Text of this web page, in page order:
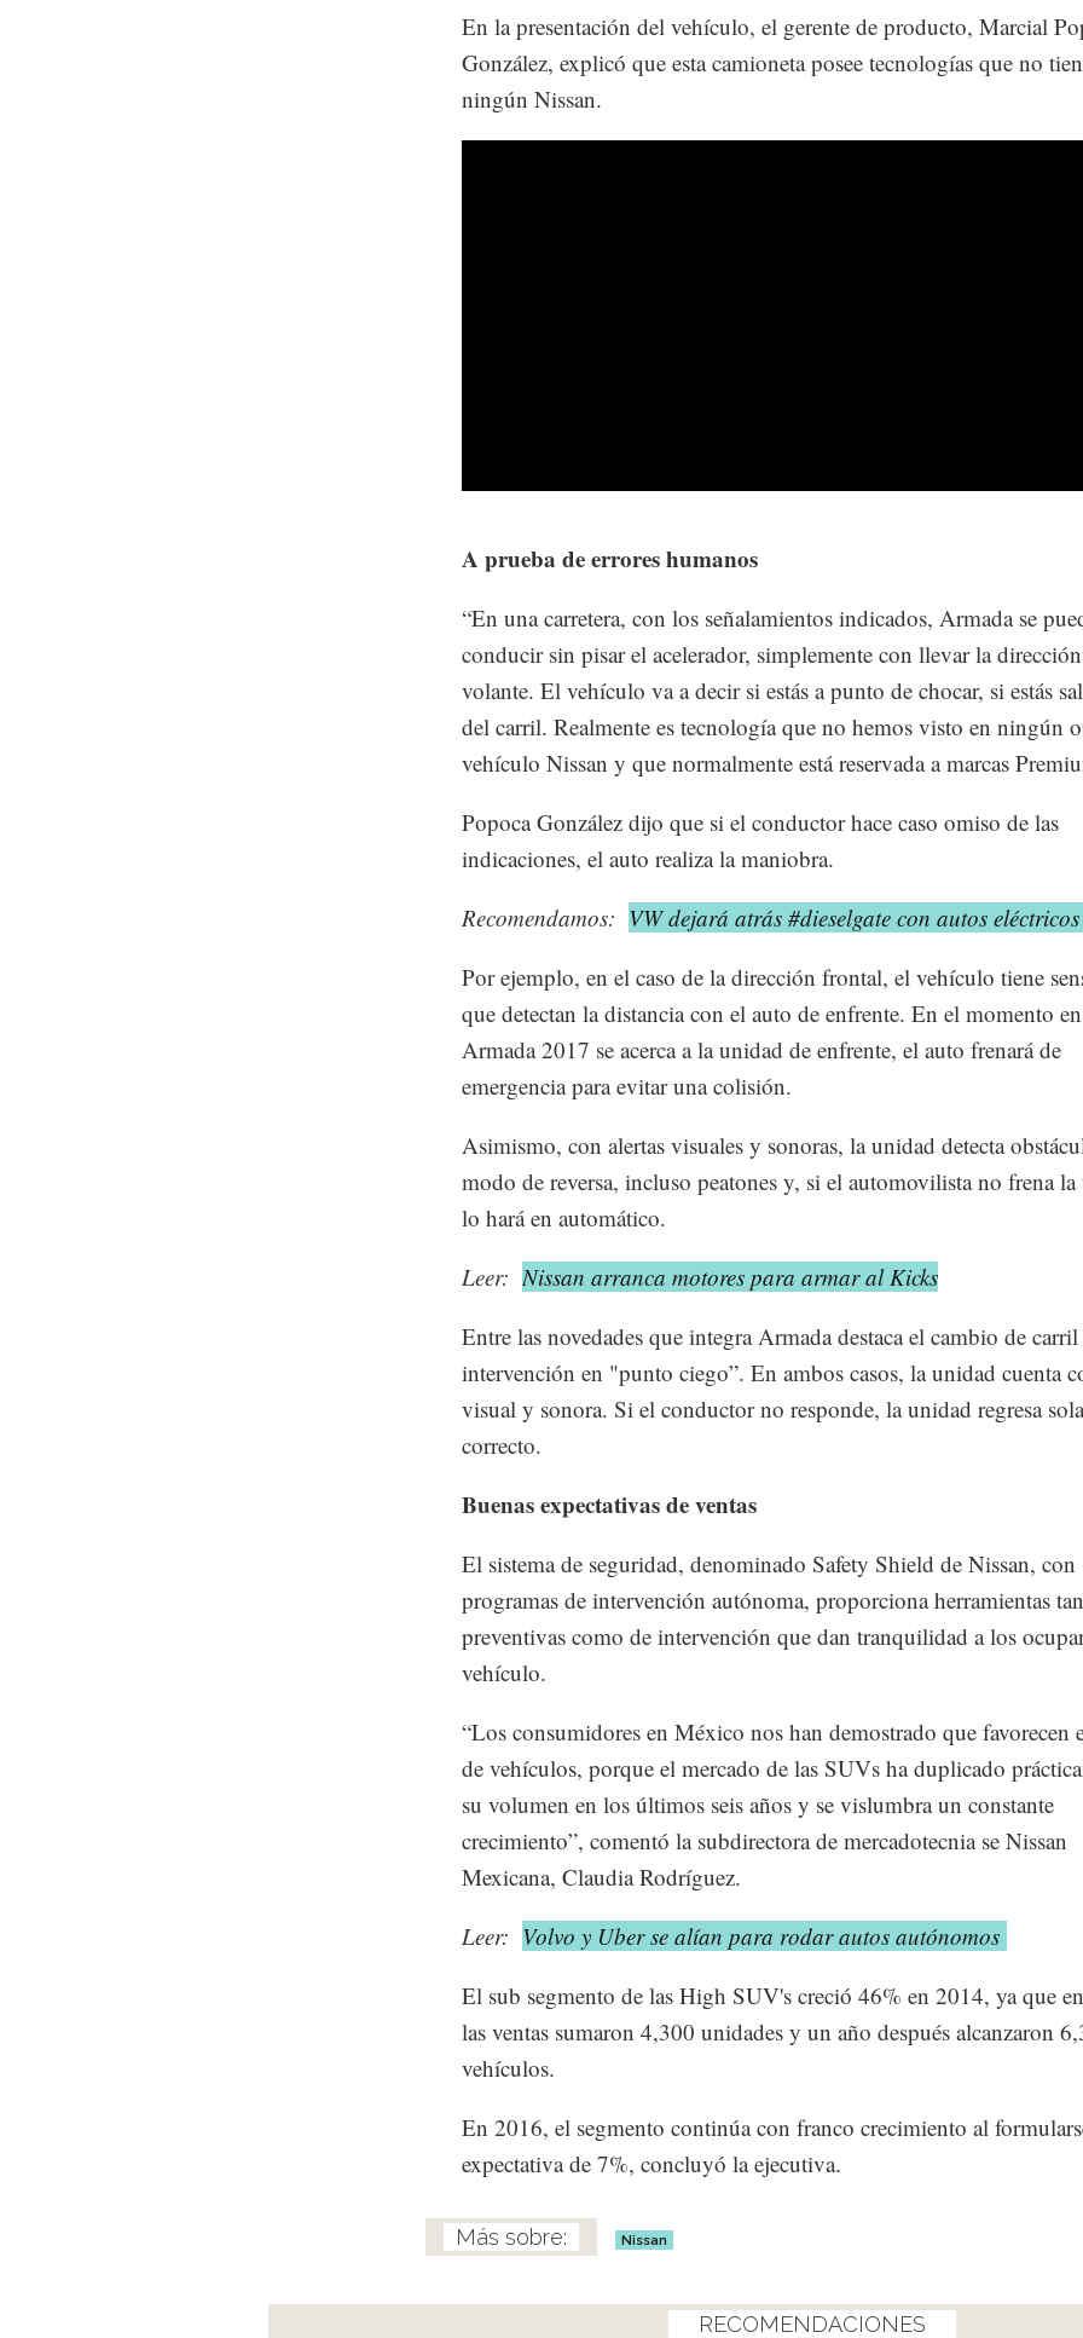
En la presentación del vehículo, el gerente de producto, Marcial
González, explicó que esta camioneta posee tecnologías que no
ningún Nissan.
A prueba de errores humanos
“En una carretera, con los señalamientos indicados, Armada se
conducir sin pisar el acelerador, simplemente con llevar la
volante. El vehículo va a decir si estás a punto de chocar, si estás
del carril. Realmente es tecnología que no hemos visto en ningún
vehículo Nissan y que normalmente está reservada a marcas
Popoca González dijo que si el conductor hace caso omiso de las
indicaciones, el auto realiza la maniobra.
Recomendamos: VW dejará atrás #dieselgate con autos eléctricos
Por ejemplo, en el caso de la dirección frontal, el vehículo tiene
que detectan la distancia con el auto de enfrente. En el momento
Armada 2017 se acerca a la unidad de enfrente, el auto frenará de
emergencia para evitar una colisión.
Asimismo, con alertas visuales y sonoras, la unidad detecta
modo de reversa, incluso peatones y, si el automovilista no frena
lo hará en automático.
Leer: Nissan arranca motores para armar al Kicks
Entre las novedades que integra Armada destaca el cambio de carril
intervención en "punto ciego”. En ambos casos, la unidad cuenta
visual y sonora. Si el conductor no responde, la unidad regresa
correcto.
Buenas expectativas de ventas
El sistema de seguridad, denominado Safety Shield de Nissan, con
programas de intervención autónoma, proporciona herramientas
preventivas como de intervención que dan tranquilidad a los
vehículo.
“Los consumidores en México nos han demostrado que favorecen
de vehículos, porque el mercado de las SUVs ha duplicado
su volumen en los últimos seis años y se vislumbra un constante
crecimiento”, comentó la subdirectora de mercadotecnia se Nissan
Mexicana, Claudia Rodríguez.
Leer: Volvo y Uber se alían para rodar autos autónomos
El sub segmento de las High SUV's creció 46% en 2014, ya que
las ventas sumaron 4,300 unidades y un año después alcanzaron
vehículos.
En 2016, el segmento continúa con franco crecimiento al
expectativa de 7%, concluyó la ejecutiva.
Nissan
RECOMENDACIONES